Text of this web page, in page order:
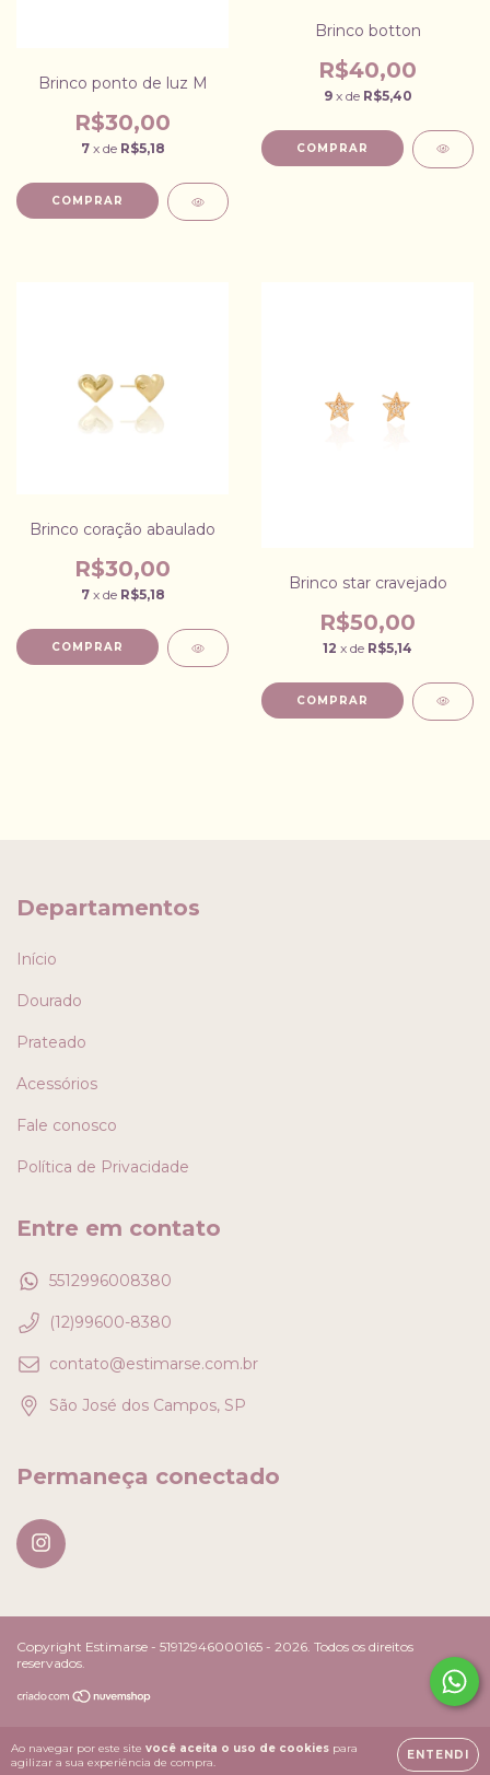
Ao navegar por este site você aceita o uso de cookies para
agilizar a sua experiência de compra.
ENTENDI
Brinco ponto de luz M
R$30,00
7 x de R$5,18
Brinco botton
R$40,00
9 x de R$5,40
Brinco coração abaulado
R$30,00
7 x de R$5,18
Brinco star cravejado
R$50,00
12 x de R$5,14
Departamentos
Início
Dourado
Prateado
Acessórios
Fale conosco
Política de Privacidade
Entre em contato
5512996008380
(12)99600-8380
contato@estimarse.com.br
São José dos Campos, SP
Permaneça conectado
Copyright Estimarse - 51912946000165 - 2026. Todos os direitos
reservados.